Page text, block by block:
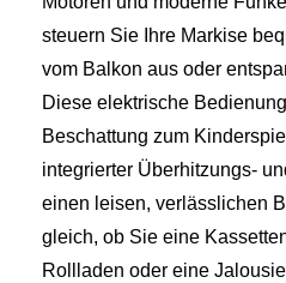
steuern Sie Ihre Markise
vom Balkon aus oder
Diese elektrische
Beschattung zum
integrierter Überhitzungs-
einen leisen, verlässlichen
gleich, ob Sie eine
Rollladen oder eine